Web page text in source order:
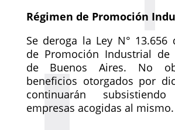
Régimen de Promoción
Se deroga la Ley N° 13.656
de Promoción Industrial de
de Buenos Aires. No
beneficios otorgados por
continuarán
empresas acogidas al mismo.